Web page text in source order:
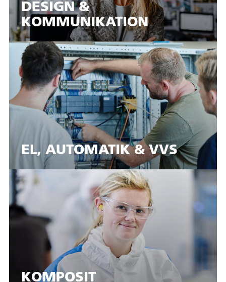
DESIGN &
KOMMUNIKATION
EL, AUTOMATIK & VVS
KOMPOSIT